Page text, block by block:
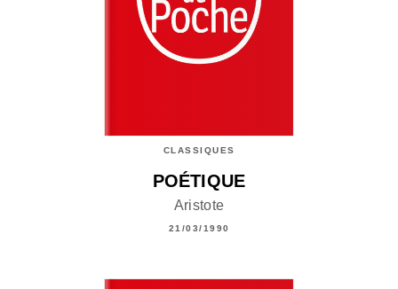
CLASSIQUES
POÉTIQUE
Aristote
21/03/1990